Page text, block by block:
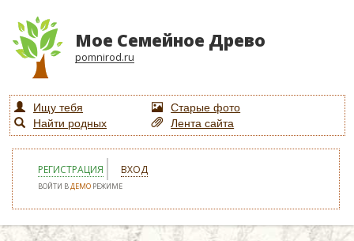
Мое Семейное Древо
pomnirod.ru
Ищу тебя
Старые фото
Найти родных
Лента сайта
РЕГИСТРАЦИЯ ВХОД
ВОЙТИ ВДЕМО РЕЖИМЕ